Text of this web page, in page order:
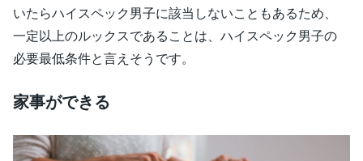
いたらハイスペック男子に該当しないこともあるため、
一定以上のルックスであることは、ハイスペック男子の
必要最低条件と言えそうです。
家事ができる